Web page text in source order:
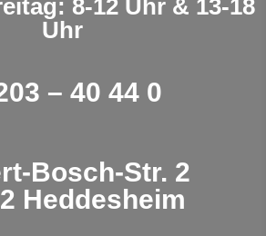
8-12 Uhr & 13-18
Uhr
– 40 44 0
Bosch-Str. 2
Heddesheim